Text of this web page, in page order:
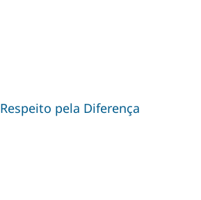
pela Diferença